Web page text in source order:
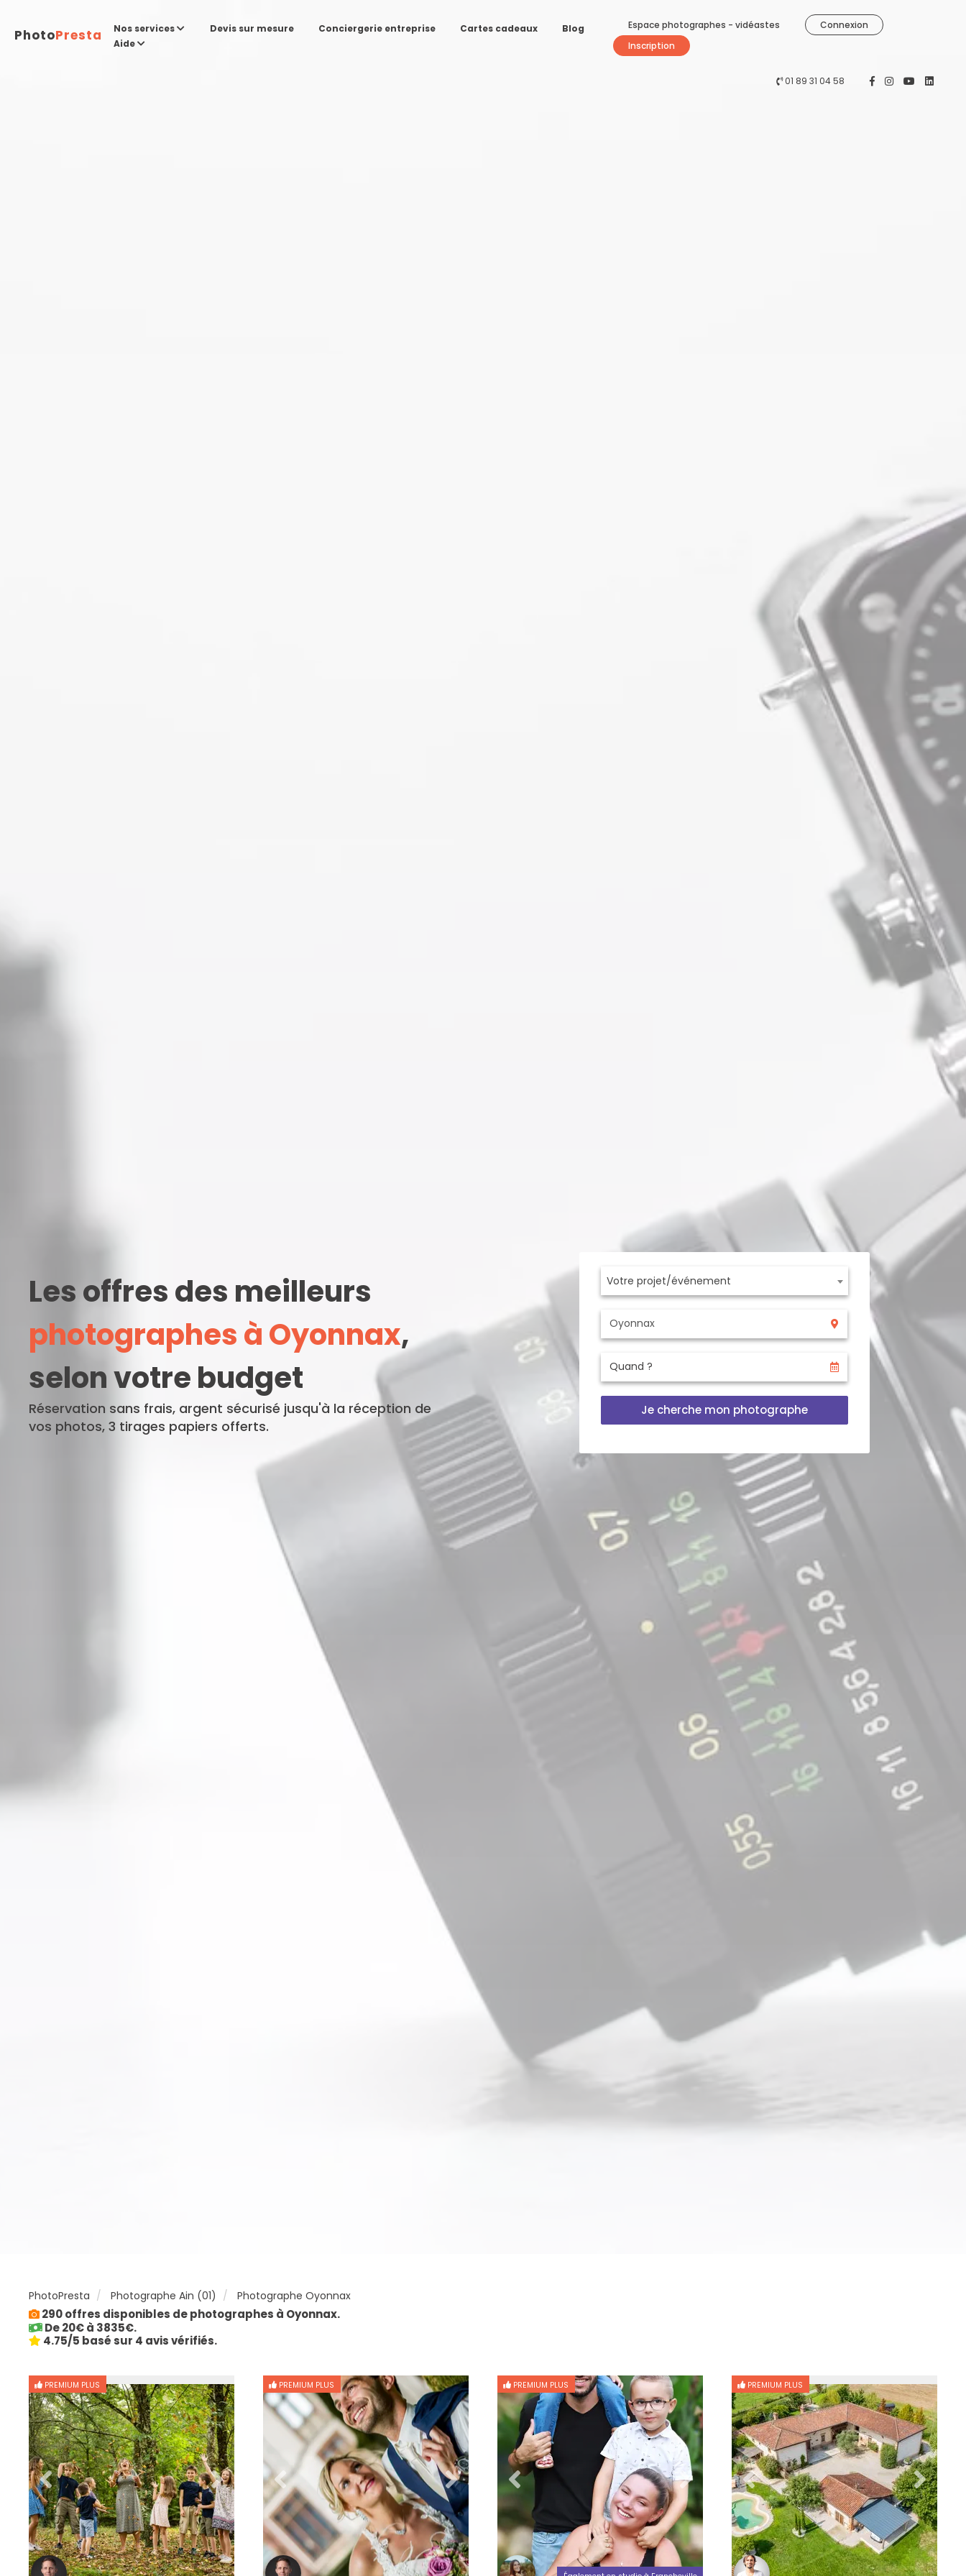
PhotoPresta Nos services Devis sur mesure Conciergerie entreprise Cartes cadeaux
Blog
Aide
Espace photographes - vidéastes
Connexion
Inscription
01 89 31 04 58
Les offres des meilleurs
photographes à Oyonnax,
selon votre budget
Réservation sans frais, argent sécurisé jusqu'à la réception de
vos photos, 3 tirages papiers offerts.
Votre projet/événement
Je cherche mon photographe
PhotoPresta Photographe Ain (01) Photographe Oyonnax
290 offres disponibles de photographes à Oyonnax.
De 20€ à 3835€.
4.75/5 basé sur 4 avis vérifiés.
PREMIUM PLUS PREMIUM PLUS PREMIUM PLUS PREMIUM PLUS